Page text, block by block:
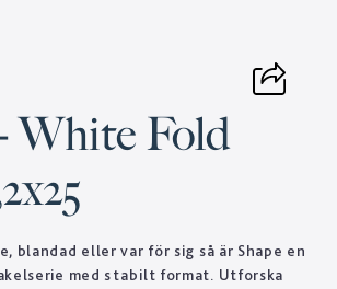
White Fold
blandad eller var för sig så är Shape en
med stabilt format. Utforska